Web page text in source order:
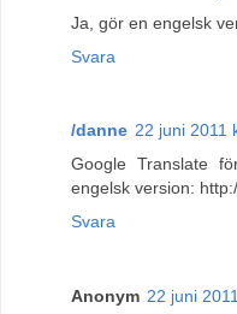
Ja, gör en engelsk
Svara
/danne 22 juni 2011
Google Translate
engelsk version:
Svara
Anonym 22 juni